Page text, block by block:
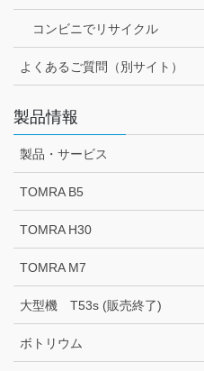
コンビニでリサイクル
よくあるご質問（別サイト）
製品情報
製品・サービス
TOMRA B5
TOMRA H30
TOMRA M7
大型機 T53s (販売終了)
ボトリウム